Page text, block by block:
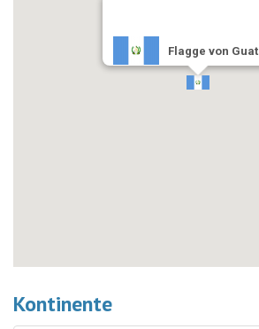
Flagge von
Kontinente